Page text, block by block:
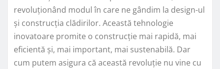
revoluționând modul în care ne gândim la design-ul
și construcția clădirilor. Această tehnologie
inovatoare promite o construcție mai rapidă, mai
eficientă și, mai important, mai sustenabilă. Dar
cum putem asigura că această revoluție nu vine cu